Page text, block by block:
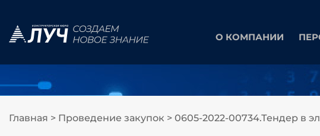
О КОМПАНИИ
Главная > Проведение закупок > 0605-2022-00734.Тендер в